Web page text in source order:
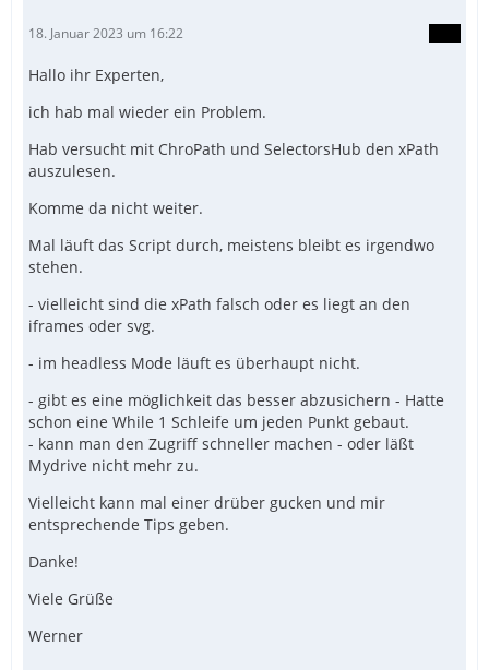
18. Januar 2023 um 16:22
Hallo ihr Experten,
ich hab mal wieder ein Problem.
Hab versucht mit ChroPath und SelectorsHub den xPath
auszulesen.
Komme da nicht weiter.
Mal läuft das Script durch, meistens bleibt es irgendwo
stehen.
- vielleicht sind die xPath falsch oder es liegt an den
iframes oder svg.
- im headless Mode läuft es überhaupt nicht.
- gibt es eine möglichkeit das besser abzusichern - Hatte
schon eine While 1 Schleife um jeden Punkt gebaut.
- kann man den Zugriff schneller machen - oder läßt
Mydrive nicht mehr zu.
Vielleicht kann mal einer drüber gucken und mir
entsprechende Tips geben.
Danke!
Viele Grüße
Werner